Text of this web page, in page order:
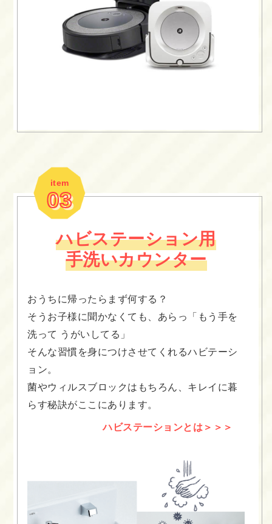
item
03
ハビステーション用
手洗いカウンター
おうちに帰ったらまず何する？
そうお子様に聞かなくても、あらっ「もう手を
洗って うがいしてる」
そんな習慣を身につけさせてくれるハビテーシ
ョン。
菌やウィルスブロックはもちろん、キレイに暮
らす秘訣がここにあります。
ハビステーションとは＞＞＞